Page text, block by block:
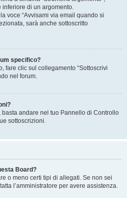
di un argomento.
voce “Avvisami via email quando si
sarà anche sottoscritto
specifico?
fare clic sul collegamento “Sottoscrivi
nel forum.
andare nel tuo Pannello di Controllo
sottoscrizioni.
Board?
o meno certi tipi di allegati. Se non sei
l’amministratore per avere assistenza.